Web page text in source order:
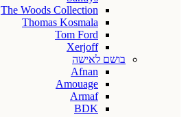
The Woods Collection
Thomas Kosmala
Tom Ford
Xerjoff
בושם לאישה
Afnan
Amouage
Armaf
BDK